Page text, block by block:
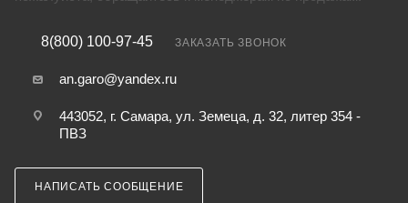
8(800) 100-97-45 ЗАКАЗАТЬ ЗВОНОК
an.garo@yandex.ru
443052, г. Самара, ул. Земеца, д. 32, литер 354 -
ПВЗ
НАПИСАТЬ СООБЩЕНИЕ